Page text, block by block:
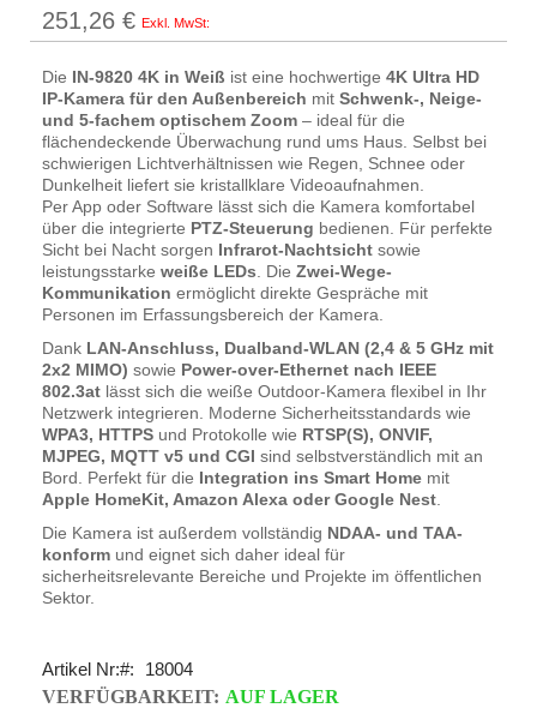
251,26 €
Die IN-9820 4K in Weiß ist eine hochwertige 4K Ultra HD
IP-Kamera für den Außenbereich mit Schwenk-, Neige-
und 5-fachem optischem Zoom – ideal für die
flächendeckende Überwachung rund ums Haus. Selbst bei
schwierigen Lichtverhältnissen wie Regen, Schnee oder
Dunkelheit liefert sie kristallklare Videoaufnahmen.
Per App oder Software lässt sich die Kamera komfortabel
über die integrierte PTZ-Steuerung bedienen. Für perfekte
Sicht bei Nacht sorgen Infrarot-Nachtsicht sowie
leistungsstarke weiße LEDs . Die Zwei-Wege-
Kommunikation ermöglicht direkte Gespräche mit
Personen im Erfassungsbereich der Kamera.
Dank LAN-Anschluss, Dualband-WLAN (2,4 & 5 GHz mit
2x2 MIMO) sowie Power-over-Ethernet nach IEEE
802.3at lässt sich die weiße Outdoor-Kamera flexibel in Ihr
Netzwerk integrieren. Moderne Sicherheitsstandards wie
WPA3, HTTPS und Protokolle wie RTSP(S), ONVIF,
MJPEG, MQTT v5 und CGI sind selbstverständlich mit an
Bord. Perfekt für die Integration ins Smart Home mit
Apple HomeKit, Amazon Alexa oder Google Nest
Die Kamera ist außerdem vollständig NDAA- und TAA-
konform und eignet sich daher ideal für
sicherheitsrelevante Bereiche und Projekte im öffentlichen
Sektor.
Artikel Nr:
18004
VERFÜGBARKEIT: AUF LAGER